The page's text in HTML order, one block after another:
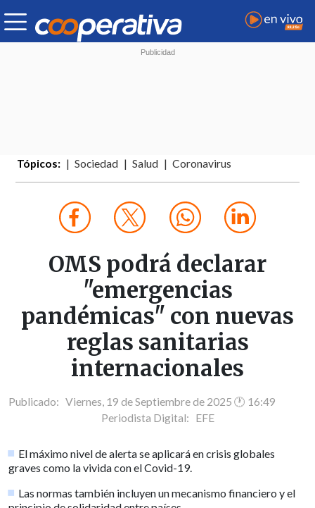
Tópicos: Sociedad Salud Coronavirus
OMS podrá declarar
"emergencias
pandémicas" con nuevas
reglas sanitarias
internacionales
Publicado: Viernes, 19 de Septiembre de 2025 🕐 16:49
Periodista Digital: EFE
El máximo nivel de alerta se aplicará en crisis globales
graves como la vivida con el Covid-19.
Las normas también incluyen un mecanismo financiero y el